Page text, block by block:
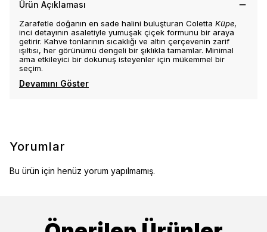
Ürün Açıklaması
Zarafetle doğanın en sade halini buluşturan Coletta Küpe,
inci detayının asaletiyle yumuşak çiçek formunu bir araya
getirir. Kahve tonlarının sıcaklığı ve altın çerçevenin zarif
ışıltısı, her görünümü dengeli bir şıklıkla tamamlar. Minimal
ama etkileyici bir dokunuş isteyenler için mükemmel bir
seçim.
Devamını Göster
Yorumlar
Bu ürün için henüz yorum yapılmamış.